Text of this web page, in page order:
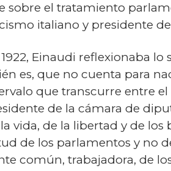
sobre el tratamiento
italiano y presidente
Einaudi reflexionaba lo
es, que no cuenta para
que transcurre entre
de la cámara de
vida, de la libertad y de
de los parlamentos y no
común, trabajadora, de